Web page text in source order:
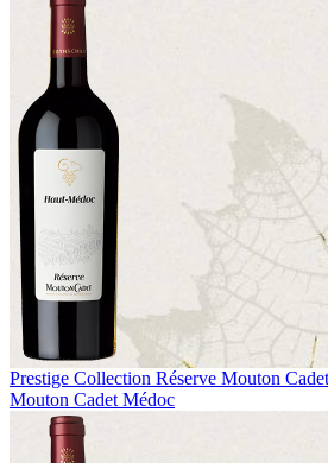
Prestige Collection Réserve Mouton
Mouton Cadet Médoc